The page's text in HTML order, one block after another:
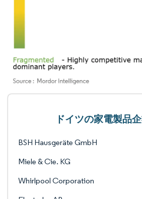
ドイツの家電製品
BSH Hausgeräte GmbH
Miele & Cie. KG
Whirlpool Corporation